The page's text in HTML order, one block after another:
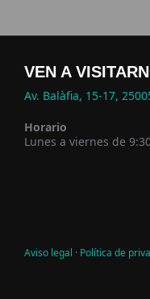
VEN A
Av. Balàfia, 15-17,
Horario
Lunes a viernes de
Aviso legal · Política de